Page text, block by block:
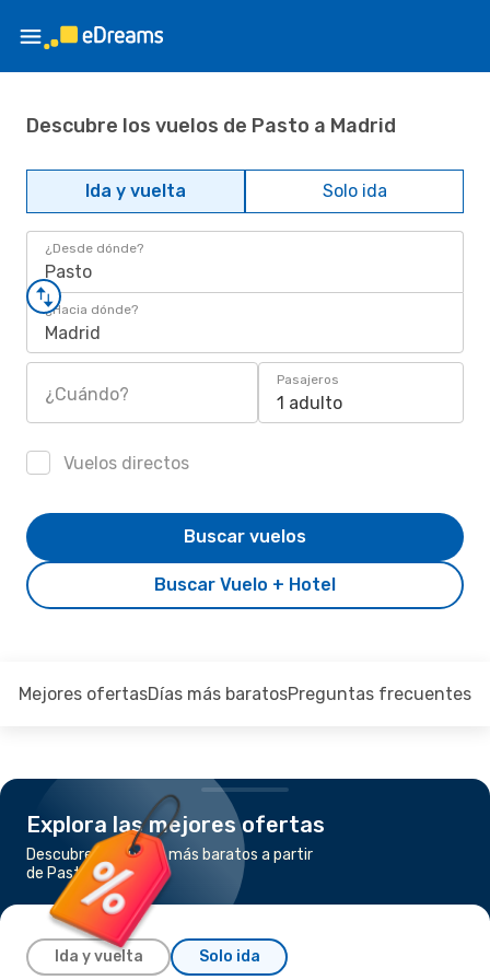
Descubre los vuelos de Pasto a Madrid
Ida y vuelta Solo ida
¿Desde dónde?
Pasto
¿Hacia dónde?
Madrid
¿Cuándo?
Pasajeros
1 adulto
Vuelos directos
Buscar Vuelo + Hotel
Buscar vuelos
Mejores ofertasDías más baratosPreguntas frecuentes
Explora las mejores ofertas
Descubre los vuelos más baratos a partir
de Pasto a Madrid
Ida y vuelta Solo ida